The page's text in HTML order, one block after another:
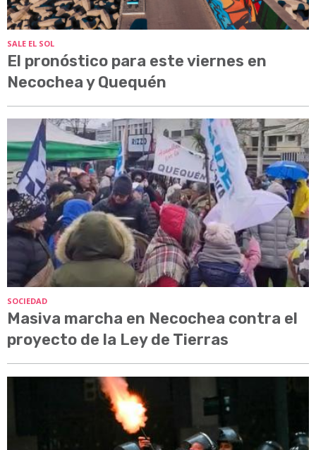
SALE EL SOL
El pronóstico para este viernes en
Necochea y Quequén
SOCIEDAD
Masiva marcha en Necochea contra el
proyecto de la Ley de Tierras